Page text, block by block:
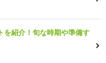
を紹介！旬な時期や準備す